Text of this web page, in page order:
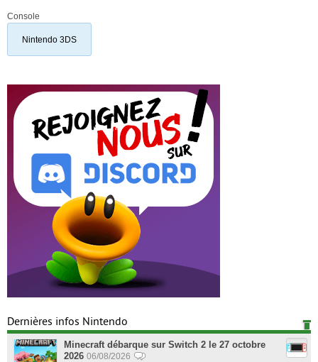
Console
Nintendo 3DS
Dernières infos Nintendo
Minecraft débarque sur Switch 2 le 27 octobre
2026 06/08/2026